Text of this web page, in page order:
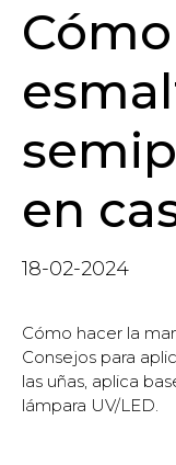
en
18-02-2024
Cómo hacer la
Consejos para
las uñas, aplica
lámpara UV/LED.